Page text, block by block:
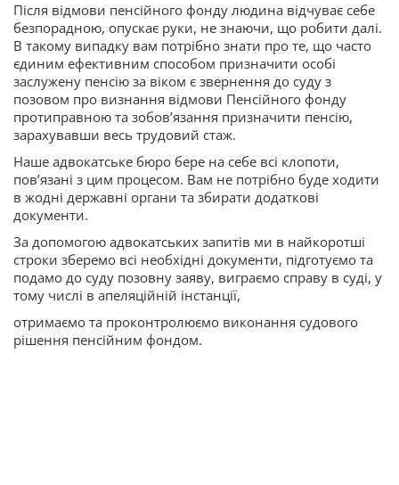
Після відмови пенсійного фонду людина відчуває себе
безпорадною, опускає руки, не знаючи, що робити далі.
В такому випадку вам потрібно знати про те, що часто
єдиним ефективним способом призначити особі
заслужену пенсію за віком є звернення до суду з
позовом про визнання відмови Пенсійного фонду
протиправною та зобов’язання призначити пенсію,
зарахувавши весь трудовий стаж.
Наше адвокатське бюро бере на себе всі клопоти,
пов’язані з цим процесом. Вам не потрібно буде ходити
в жодні державні органи та збирати додаткові
документи.
За допомогою адвокатських запитів ми в найкоротші
строки зберемо всі необхідні документи, підготуємо та
подамо до суду позовну заяву, виграємо справу в суді, у
тому числі в апеляційній інстанції,
отримаємо та проконтролюємо виконання судового
рішення пенсійним фондом.